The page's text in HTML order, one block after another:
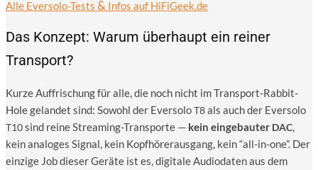
Alle Ever­so­lo-Tests & Infos auf HiFiGeek.de
Das Konzept: Warum überhaupt ein reiner
Transport?
Kur­ze Auf­fri­schung für alle, die noch nicht im Trans­port-Rab­bit-
Hole gelan­det sind: Sowohl der Ever­so­loT8als auch der Ever­so­lo
T10sind rei­ne Strea­ming-Trans­por­te — kein ein­ge­bau­ter DAC,
kein ana­lo­ges Signal, kein Kopf­hö­rer­aus­gang, kein “all-in-one”. Der
ein­zi­ge Job die­ser Gerä­te ist es, digi­ta­le Audio­da­ten aus dem